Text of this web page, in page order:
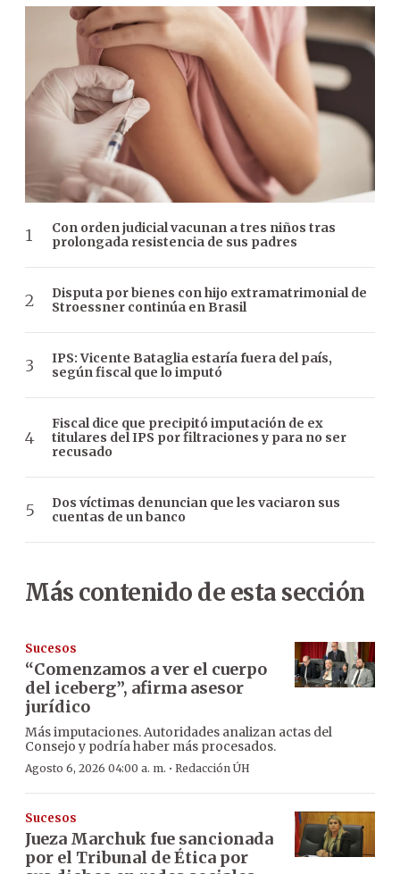
Con orden judicial vacunan a tres niños tras
prolongada resistencia de sus padres
Disputa por bienes con hijo extramatrimonial de
Stroessner continúa en Brasil
IPS: Vicente Bataglia estaría fuera del país,
según fiscal que lo imputó
Fiscal dice que precipitó imputación de ex
titulares del IPS por filtraciones y para no ser
recusado
Dos víctimas denuncian que les vaciaron sus
cuentas de un banco
Más contenido de esta sección
Sucesos
“Comenzamos a ver el cuerpo
del iceberg”, afirma asesor
jurídico
Más imputaciones. Autoridades analizan actas del
Consejo y podría haber más procesados.
Agosto 6, 2026 04:00 a. m. · Redacción ÚH
Sucesos
Jueza Marchuk fue sancionada
por el Tribunal de Ética por